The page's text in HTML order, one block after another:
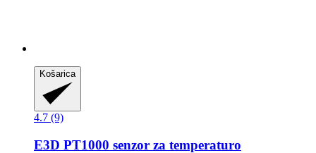
Košarica
4.7 (9)
E3D PT1000 senzor za temperaturo